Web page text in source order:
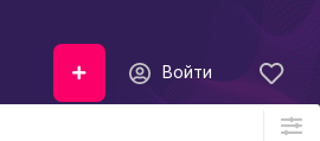
Войти